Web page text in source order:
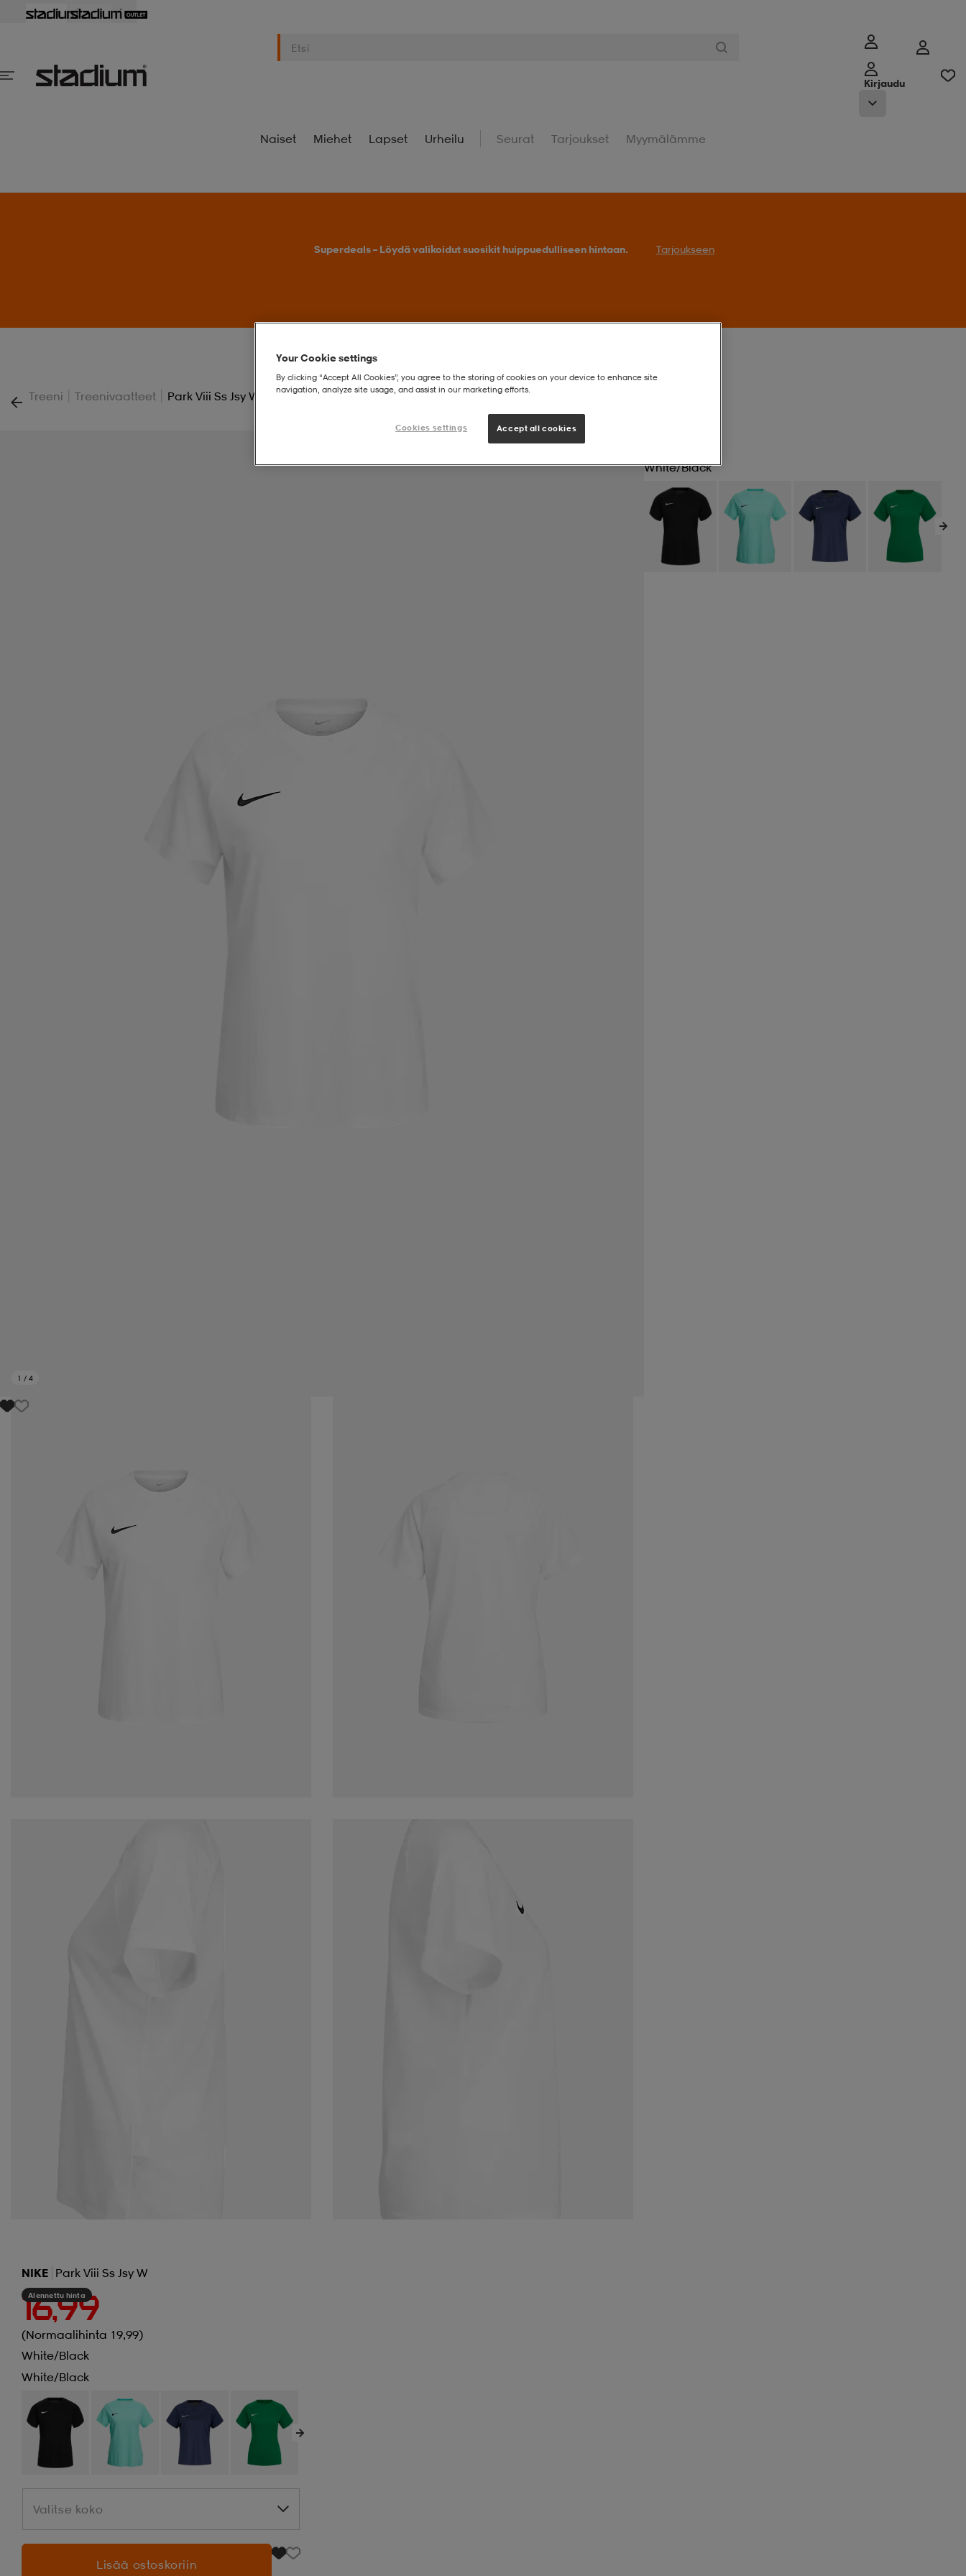
Kirjaudu
Naiset Miehet Lapset Urheilu Seurat Tarjoukset Myymälämme
Superdeals – Löydä valikoidut suosikit huippuedulliseen hintaan. Tarjoukseen
Treeni | Treenivaatteet | Park Viii Ss Jsy W
1 / 4
White/black
NIKE Park Viii Ss Jsy W
Alennettu hinta
16,99
(Normaalihinta 19,99)
White/black
White/black
Valitse koko
Valitse koko
Lisää ostoskoriin
Your Cookie settings
By clicking “Accept All Cookies”, you agree to the storing of cookies on your device to enhance site
navigation, analyze site usage, and assist in our marketing efforts.
Cookies settings Accept all cookies